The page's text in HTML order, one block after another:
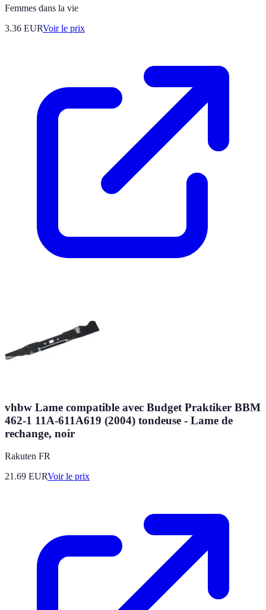
Femmes dans la vie
3.36 EURVoir le prix
vhbw Lame compatible avec Budget Praktiker BBM
462-1 11A-611A619 (2004) tondeuse - Lame de
rechange, noir
Rakuten FR
21.69 EURVoir le prix